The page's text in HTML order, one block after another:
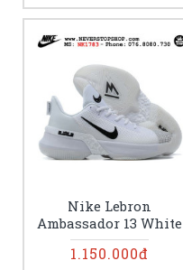
Nike Lebron
Ambassador 13 White
1.150.000đ